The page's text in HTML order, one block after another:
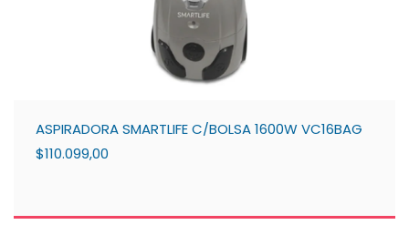
ASPIRADORA SMARTLIFE C/BOLSA 1600W VC16BAG
$110.099,00